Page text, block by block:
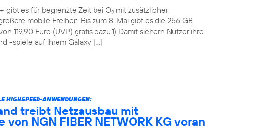
gibt es für begrenzte Zeit bei O2 mit zusätzlicher
mobile Freiheit. Bis zum 8. Mai gibt es die 256 GB
119,90 Euro (UVP) gratis dazu.1) Damit sichern Nutzer ihre
-spiele auf ihrem Galaxy […]
HIGHSPEED-ANWENDUNGEN:
treibt Netzausbau mit
NGN FIBER NETWORK KG voran